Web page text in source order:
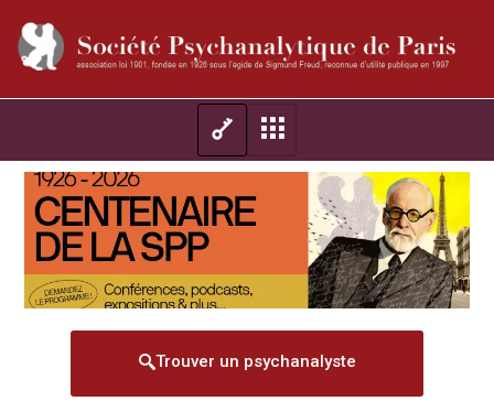
Trouver un psychanalyste